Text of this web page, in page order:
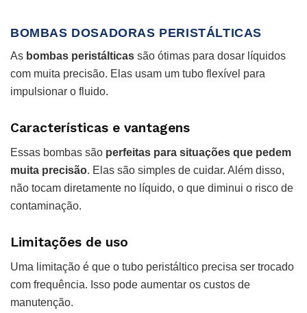
BOMBAS DOSADORAS PERISTÁLTICAS
As bombas peristálticas são ótimas para dosar líquidos
com muita precisão. Elas usam um tubo flexível para
impulsionar o fluido.
Características e vantagens
Essas bombas são perfeitas para situações que pedem
muita precisão. Elas são simples de cuidar. Além disso,
não tocam diretamente no líquido, o que diminui o risco de
contaminação.
Limitações de uso
Uma limitação é que o tubo peristáltico precisa ser trocado
com frequência. Isso pode aumentar os custos de
manutenção.